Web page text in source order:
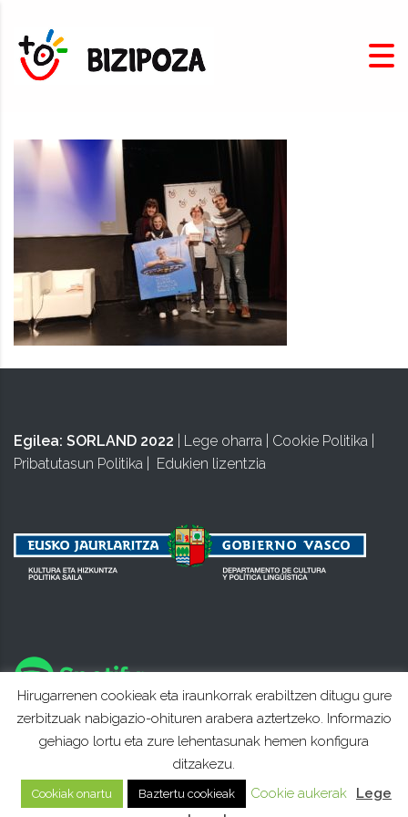
Egilea: SORLAND 2022 Lege oharra Cookie Politika
Pribatutasun Politika
Edukien lizentzia
Hirugarrenen cookieak eta iraunkorrak erabiltzen ditugu gure
zerbitzuak nabigazio-ohituren arabera aztertzeko. Informazio
gehiago lortu eta zure lehentasunak hemen konfigura
ditzakezu.
Cookiak onartu Baztertu cookieak Cookie aukerak
Lege